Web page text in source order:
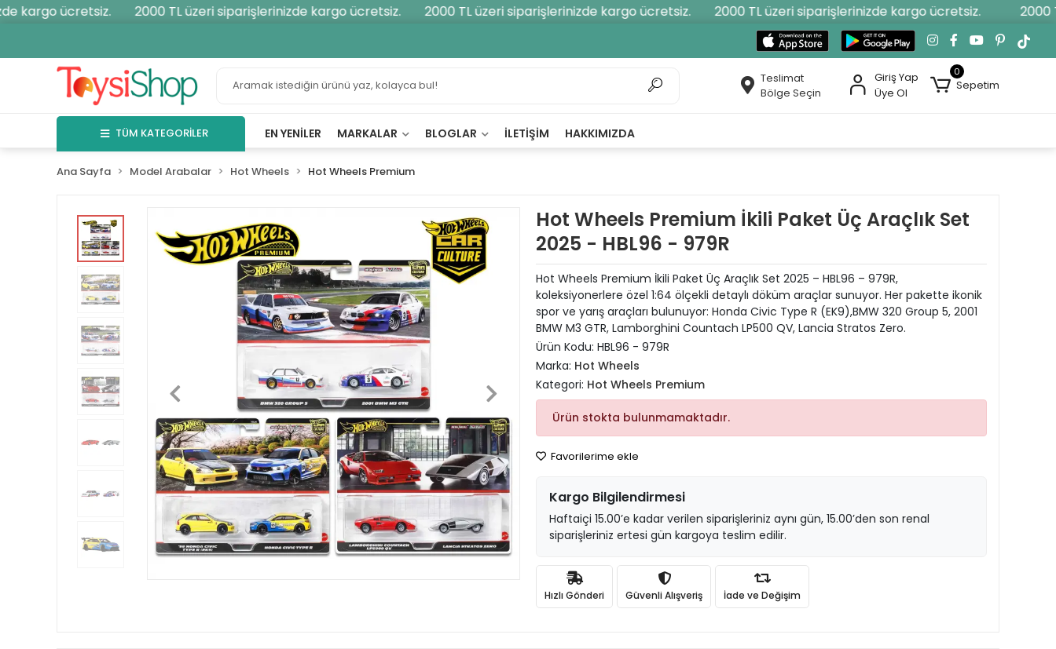
kargo ücretsiz. 2000 TL üzeri siparişlerinizde kargo ücretsiz. 2000 TL üzeri siparişlerinizde kargo ücretsiz. 2000 TL üzeri siparişlerinizde kargo ücretsiz. 2000
Teslimat
Bölge Seçin
Giriş Yap
Üye Ol
0
Sepetim
TÜM KATEGORİLER EN YENILER MARKALAR BLOGLAR İLETIŞIM HAKKIMIZDA
Ana Sayfa Model Arabalar Hot Wheels Hot Wheels Premium
Hot Wheels Premium İkili Paket Üç Araçlık Set
2025 - HBL96 - 979R
Hot Wheels Premium İkili Paket Üç Araçlık Set 2025 – HBL96 – 979R,
koleksiyonerlere özel 1:64 ölçekli detaylı döküm araçlar sunuyor. Her pakette ikonik
spor ve yarış araçları bulunuyor: Honda Civic Type R (EK9),BMW 320 Group 5, 2001
BMW M3 GTR, Lamborghini Countach LP500 QV, Lancia Stratos Zero.
Ürün Kodu: HBL96 - 979R
Marka: Hot Wheels
Kategori: Hot Wheels Premium
Ürün stokta bulunmamaktadır.
Favorilerime ekle
Kargo Bilgilendirmesi
Haftaiçi 15.00’e kadar verilen siparişleriniz aynı gün, 15.00’den son renal
siparişleriniz ertesi gün kargoya teslim edilir.
Hızlı Gönderi Güvenli Alışveriş İade ve Değişim